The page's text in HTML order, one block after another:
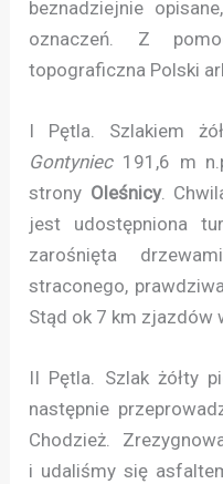
beznadziejnie
oznaczeń. Z
topograficzna Polski
I Pętla. Szlakiem
Gontyniec191,6 m
strony Oleśnicy.
jest udostępniona
zarośnięta
straconego,
Stąd ok 7 km zjazdów
II Pętla. Szlak żółty
następnie
Chodzież.
i udaliśmy się